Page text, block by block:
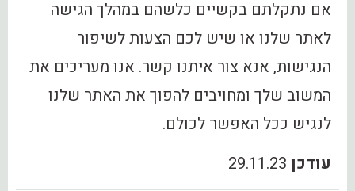
אם נתקלתם בקשיים כלשהם במהלך הגישה
לאתר שלנו או שיש לכם הצעות לשיפור
הנגישות, אנא צור איתנו קשר. אנו מעריכים את
המשוב שלך ומחויבים להפוך את האתר שלנו
לנגיש ככל האפשר לכולם.
עודכן 29.11.23